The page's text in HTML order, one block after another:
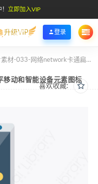
立即加入VIP
升级VIP 登录
-033-网络network卡通扁平移动和智能设备元素图标
喜欢收藏:
动和智能设备元素图标